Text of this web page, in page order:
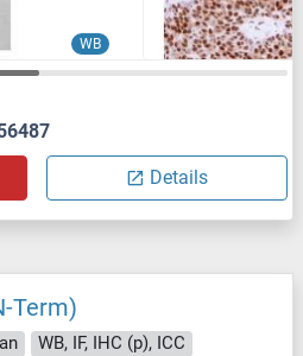
WB
Details
Term)
WB, IF, IHC (p), ICC